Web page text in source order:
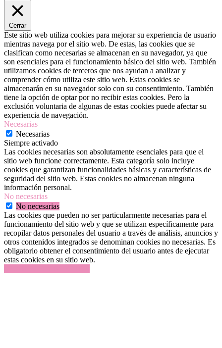
Cerrar
Este sitio web utiliza cookies para mejorar su experiencia de usuario
mientras navega por el sitio web. De estas, las cookies que se
clasifican como necesarias se almacenan en su navegador, ya que
son esenciales para el funcionamiento básico del sitio web. También
utilizamos cookies de terceros que nos ayudan a analizar y
comprender cómo utiliza este sitio web. Estas cookies se
almacenarán en su navegador solo con su consentimiento. También
tiene la opción de optar por no recibir estas cookies. Pero la
exclusión voluntaria de algunas de estas cookies puede afectar su
experiencia de navegación.
Necesarias
Necesarias
Siempre activado
Las cookies necesarias son absolutamente esenciales para que el
sitio web funcione correctamente. Esta categoría solo incluye
cookies que garantizan funcionalidades básicas y características de
seguridad del sitio web. Estas cookies no almacenan ninguna
información personal.
No necesarias
No necesarias
Las cookies que pueden no ser particularmente necesarias para el
funcionamiento del sitio web y que se utilizan específicamente para
recopilar datos personales del usuario a través de análisis, anuncios y
otros contenidos integrados se denominan cookies no necesarias. Es
obligatorio obtener el consentimiento del usuario antes de ejecutar
estas cookies en su sitio web.